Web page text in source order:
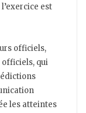
est
officiels,
qui
les atteintes